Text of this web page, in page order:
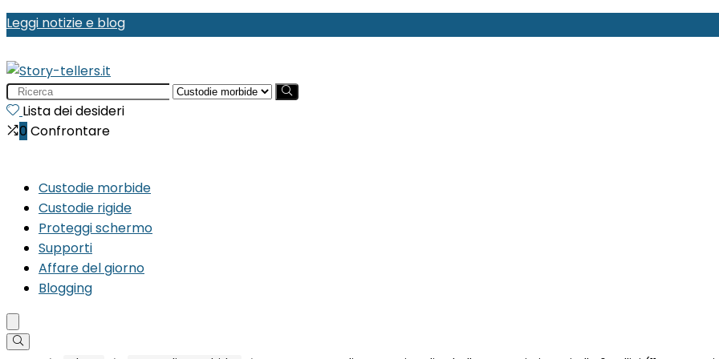
Leggi notizie e blog
Search
for:Lista dei desideri
0 Confrontare
Custodie morbide
Custodie rigide
Proteggi schermo
Supporti
Affare del giorno
Blogging